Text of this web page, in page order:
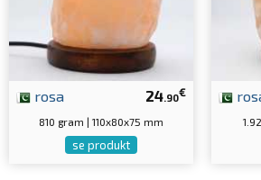
24.90€
rosa
810 gram | 110x80x75 mm
se produkt